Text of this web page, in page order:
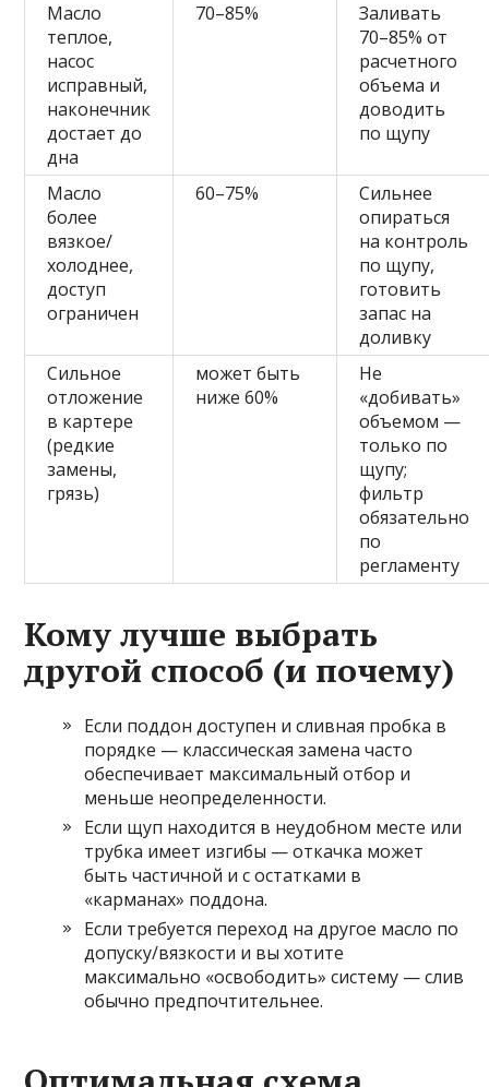
Масло
теплое,
насос
исправный,
наконечник
достает до
дна
70–85%
Заливать
70–85% от
расчетного
объема и
доводить
по щупу
Масло
более
вязкое/
холоднее,
доступ
ограничен
60–75%
Сильнее
опираться
на контроль
по щупу,
готовить
запас на
доливку
Сильное
отложение
в картере
(редкие
замены,
грязь)
может быть
ниже 60%
Не
«добивать»
объемом —
только по
щупу;
фильтр
обязательно
по
регламенту
Кому лучше выбрать
другой способ (и почему)
Если поддон доступен и сливная пробка в
порядке — классическая замена часто
обеспечивает максимальный отбор и
меньше неопределенности.
Если щуп находится в неудобном месте или
трубка имеет изгибы — откачка может
быть частичной и с остатками в
«карманах» поддона.
Если требуется переход на другое масло по
допуску/вязкости и вы хотите
максимально «освободить» систему — слив
обычно предпочтительнее.